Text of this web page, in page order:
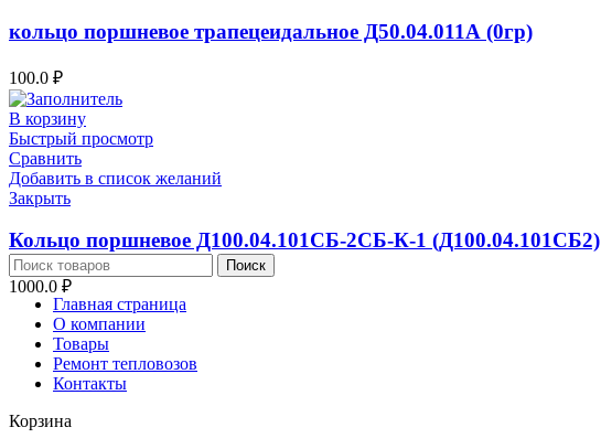
кольцо поршневое трапецеидальное Д50.04.011А (0гр)
100.0 ₽
В корзину
Быстрый просмотр
Сравнить
Добавить в список желаний
Закрыть
Кольцо поршневое Д100.04.101СБ-2СБ-К-1 (Д100.04.101СБ2)
1000.0 ₽
Поиск
Главная страница
О компании
Товары
Ремонт тепловозов
Контакты
Корзина